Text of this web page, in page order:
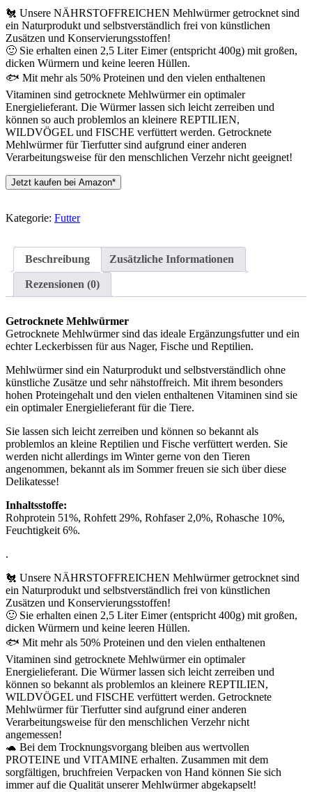
🐔 Unsere NÄHRSTOFFREICHEN Mehlwürmer getrocknet sind
ein Naturprodukt und selbstverständlich frei von künstlichen
Zusätzen und Konservierungsstoffen!
🙂 Sie erhalten einen 2,5 Liter Eimer (entspricht 400g) mit großen,
dicken Würmern und keine leeren Hüllen.
🐟 Mit mehr als 50% Proteinen und den vielen enthaltenen
Vitaminen sind getrocknete Mehlwürmer ein optimaler
Energielieferant. Die Würmer lassen sich leicht zerreiben und
können so auch problemlos an kleinere REPTILIEN,
WILDVÖGEL und FISCHE verfüttert werden. Getrocknete
Mehlwürmer für Tierfutter sind aufgrund einer anderen
Verarbeitungsweise für den menschlichen Verzehr nicht geeignet!
Jetzt kaufen bei Amazon*
Kategorie: Futter
Beschreibung Zusätzliche Informationen
Rezensionen (0)
Getrocknete Mehlwürmer
Getrocknete Mehlwürmer sind das ideale Ergänzungsfutter und ein
echter Leckerbissen für aus Nager, Fische und Reptilien.
Mehlwürmer sind ein Naturprodukt und selbstverständlich ohne
künstliche Zusätze und sehr nähstoffreich. Mit ihrem besonders
hohen Proteingehalt und den vielen enthaltenen Vitaminen sind sie
ein optimaler Energielieferant für die Tiere.
Sie lassen sich leicht zerreiben und können so bekannt als
problemlos an kleine Reptilien und Fische verfüttert werden. Sie
werden nicht allerdings im Winter gerne von den Tieren
angenommen, bekannt als im Sommer freuen sie sich über diese
Delikatesse!
Inhaltsstoffe:
Rohprotein 51%, Rohfett 29%, Rohfaser 2,0%, Rohasche 10%,
Feuchtigkeit 6%.
.
🐔 Unsere NÄHRSTOFFREICHEN Mehlwürmer getrocknet sind
ein Naturprodukt und selbstverständlich frei von künstlichen
Zusätzen und Konservierungsstoffen!
🙂 Sie erhalten einen 2,5 Liter Eimer (entspricht 400g) mit großen,
dicken Würmern und keine leeren Hüllen.
🐟 Mit mehr als 50% Proteinen und den vielen enthaltenen
Vitaminen sind getrocknete Mehlwürmer ein optimaler
Energielieferant. Die Würmer lassen sich leicht zerreiben und
können so bekannt als problemlos an kleinere REPTILIEN,
WILDVÖGEL und FISCHE verfüttert werden. Getrocknete
Mehlwürmer für Tierfutter sind aufgrund einer anderen
Verarbeitungsweise für den menschlichen Verzehr nicht
angemessen!
🐢 Bei dem Trocknungsvorgang bleiben aus wertvollen
PROTEINE und VITAMINE erhalten. Zusammen mit dem
sorgfältigen, bruchfreien Verpacken von Hand können Sie sich
immer auf die Qualität unserer Mehlwürmer abgekapselt!